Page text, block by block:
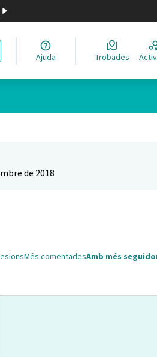
Elegir el idioma
Ajuda Trobades
de 2018
Més comentadesAmb més